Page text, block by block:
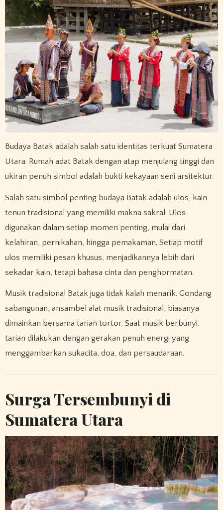
Budaya Batak adalah salah satu identitas terkuat Sumatera
Utara. Rumah adat Batak dengan atap menjulang tinggi dan
ukiran penuh simbol adalah bukti kekayaan seni arsitektur.
Salah satu simbol penting budaya Batak adalah ulos, kain
tenun tradisional yang memiliki makna sakral. Ulos
digunakan dalam setiap momen penting, mulai dari
kelahiran, pernikahan, hingga pemakaman. Setiap motif
ulos memiliki pesan khusus, menjadikannya lebih dari
sekadar kain, tetapi bahasa cinta dan penghormatan.
Musik tradisional Batak juga tidak kalah menarik. Gondang
sabangunan, ansambel alat musik tradisional, biasanya
dimainkan bersama tarian tortor. Saat musik berbunyi,
tarian dilakukan dengan gerakan penuh energi yang
menggambarkan sukacita, doa, dan persaudaraan.
Surga Tersembunyi di
Sumatera Utara